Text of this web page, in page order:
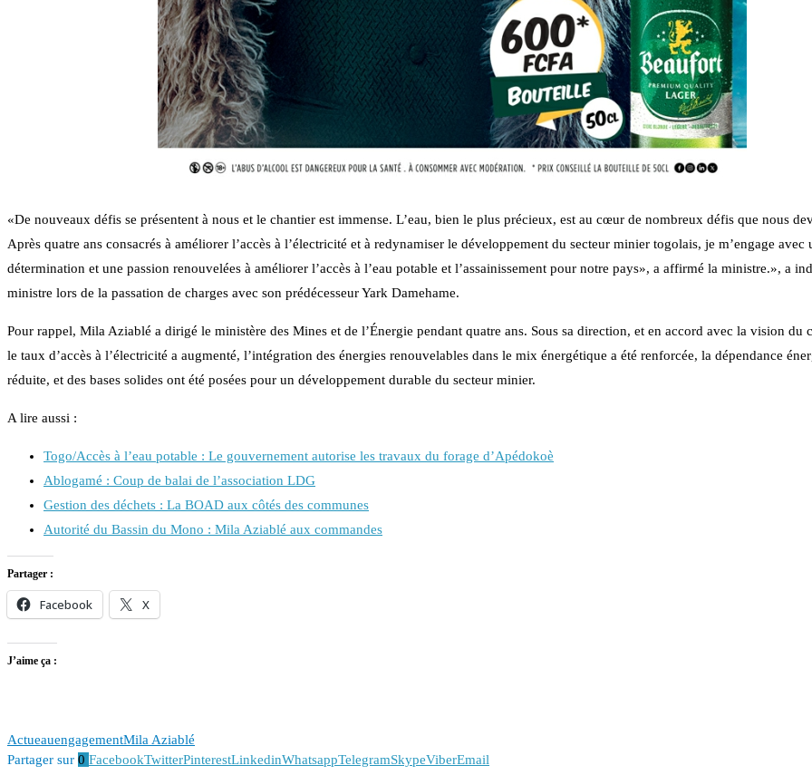
«De nouveaux défis se présentent à nous et le chantier est immense. L’eau, bien le plus précieux, est au cœur de nombreux défis que nous
Après quatre ans consacrés à améliorer l’accès à l’électricité et à redynamiser le développement du secteur minier togolais, je m’engage avec
détermination et une passion renouvelées à améliorer l’accès à l’eau potable et l’assainissement pour notre pays», a affirmé la ministre.», a
ministre lors de la passation de charges avec son prédécesseur Yark Damehame.
Pour rappel, Mila Aziablé a dirigé le ministère des Mines et de l’Énergie pendant quatre ans. Sous sa direction, et en accord avec la vision du
le taux d’accès à l’électricité a augmenté, l’intégration des énergies renouvelables dans le mix énergétique a été renforcée, la dépendance
réduite, et des bases solides ont été posées pour un développement durable du secteur minier.
A lire aussi :
Togo/Accès à l’eau potable : Le gouvernement autorise les travaux du forage d’Apédokoè
Ablogamé : Coup de balai de l’association LDG
Gestion des déchets : La BOAD aux côtés des communes
Autorité du Bassin du Mono : Mila Aziablé aux commandes
Partager :
Facebook X
J’aime ça :
ActueauengagementMila Aziablé
Partager sur 0 FacebookTwitterPinterestLinkedinWhatsappTelegramSkypeViberEmail